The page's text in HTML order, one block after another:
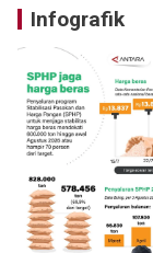
Infografik